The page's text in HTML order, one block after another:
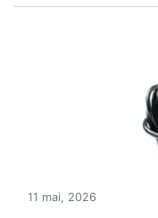
11 mai, 2026